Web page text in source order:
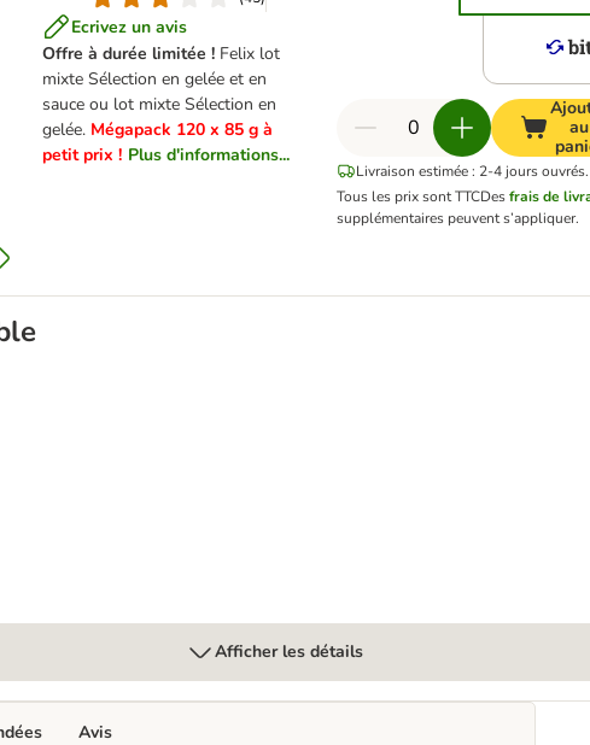
Ecrivez un avis
Offre à durée limitée ! Felix lot
mixte Sélection en gelée et en
sauce ou lot mixte Sélection en
gelée. Mégapack 120 x 85 g à
petit prix ! Plus d'informations...
au
Livraison estimée : 2-4 jours ouvrés.
Tous les prix sont TTCDesfrais de
supplémentaires peuvent s’appliquer.
Afficher les détails
Avis